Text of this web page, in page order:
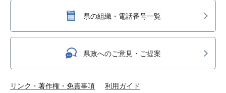
県の組織・電話番号一覧
県政へのご意見・ご提案
リンク・著作権・免責事項 利用ガイド